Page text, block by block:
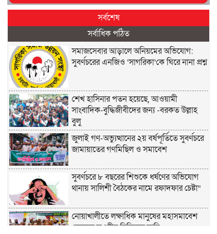
সর্বশেষ
সর্বাধিক পঠিত
সমাজসেবার আড়ালে অনিয়মের অভিযোগ:
সুবর্ণচরের এনজিও ‘সাগরিকা’কে ঘিরে নানা প্রশ্ন
শেখ হাসিনার পতন হয়েছে, আওয়ামী
সাংবাদিক-বুদ্ধিজীবীদের জন্য -বরকত উল্লাহ
বুলু
জুলাই গণ-অভ্যুত্থানের ২য় বর্ষপূর্তিতে সুবর্ণচরে
জামায়াতের গণমিছিল ও সমাবেশ
সুবর্ণচরে ৮ বছরের শিশুকে ধর্ষণের অভিযোগ
থানায় সালিশী বৈঠকের নামে রফাদফার চেষ্টা“
নোয়াখালীতে লক্ষাধিক মানুষের মহাসমাবেশ
হেজবুত তওহীদ নিষিদ্ধের দাবি